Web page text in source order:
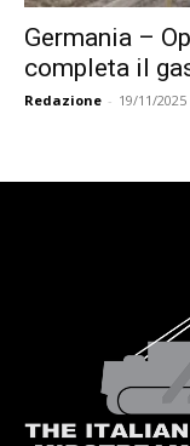
Germania –
completa il
Redazione - 19/11/2025